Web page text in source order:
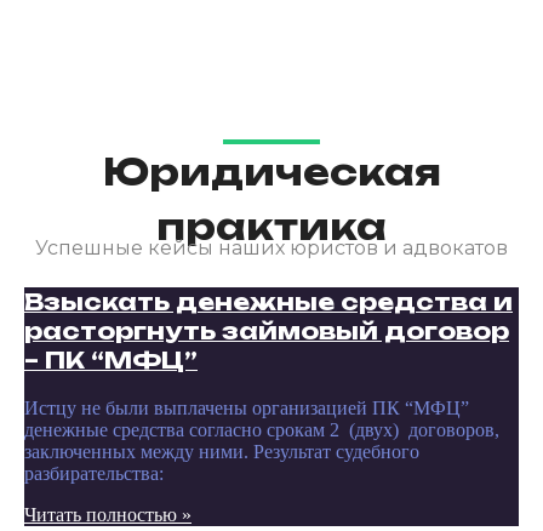
Юридическая
практика
Успешные кейсы наших юристов и адвокатов
Взыскать денежные средства и
расторгнуть займовый договор
– ПК “МФЦ”
Истцу не были выплачены организацией ПК “МФЦ”
денежные средства согласно срокам 2 (двух) договоров,
заключенных между ними. Результат судебного
разбирательства:
Читать полностью »